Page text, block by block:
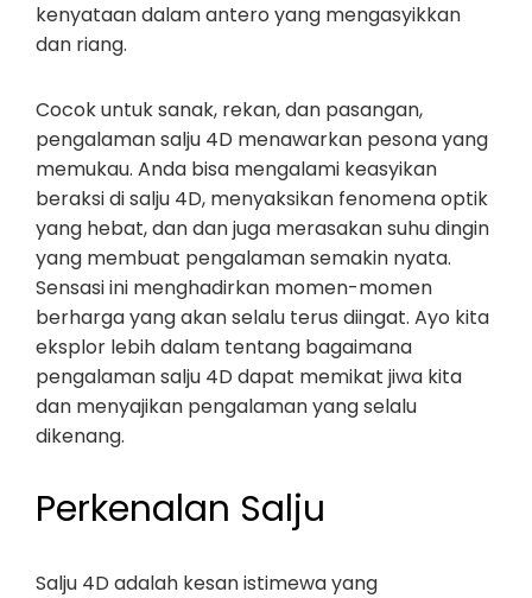
kenyataan dalam antero yang mengasyikkan
dan riang.
Cocok untuk sanak, rekan, dan pasangan,
pengalaman salju 4D menawarkan pesona yang
memukau. Anda bisa mengalami keasyikan
beraksi di salju 4D, menyaksikan fenomena optik
yang hebat, dan dan juga merasakan suhu dingin
yang membuat pengalaman semakin nyata.
Sensasi ini menghadirkan momen-momen
berharga yang akan selalu terus diingat. Ayo kita
eksplor lebih dalam tentang bagaimana
pengalaman salju 4D dapat memikat jiwa kita
dan menyajikan pengalaman yang selalu
dikenang.
Perkenalan Salju
Salju 4D adalah kesan istimewa yang